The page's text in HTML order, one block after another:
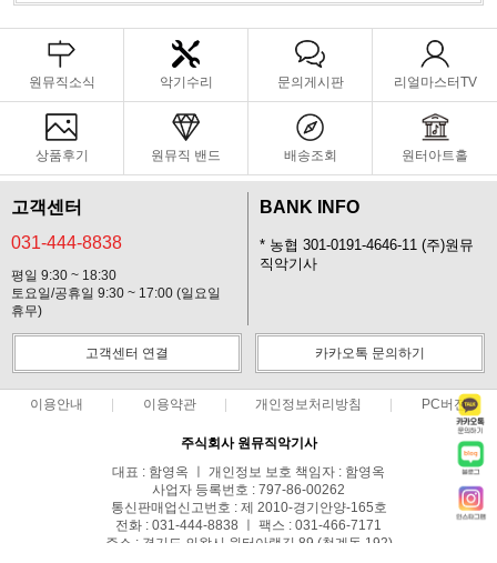
원뮤직소식 악기수리 문의게시판 리얼마스터TV
상품후기 원뮤직 밴드 배송조회 원터아트홀
고객센터
031-444-8838
평일 9:30 ~ 18:30
토요일/공휴일 9:30 ~ 17:00 (일요일
휴무)
BANK INFO
* 농협 301-0191-4646-11 (주)원뮤
직악기사
고객센터 연결 카카오톡 문의하기
이용안내 이용약관 개인정보처리방침 PC버전
주식회사 원뮤직악기사
대표 : 함영옥 ㅣ 개인정보 보호 책임자 : 함영옥
사업자 등록번호 : 797-86-00262
통신판매업신고번호 : 제 2010-경기안양-165호
전화 : 031-444-8838 ㅣ 팩스 : 031-466-7171
주소 : 경기도 의왕시 원터아랫길 89 (청계동 192)